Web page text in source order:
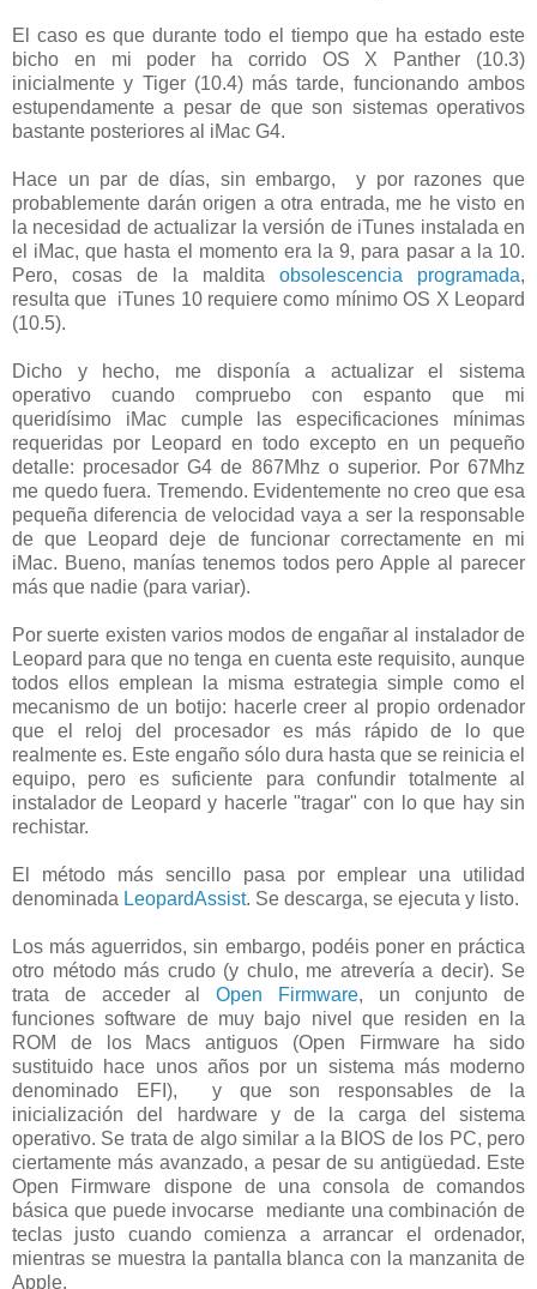
El caso es que durante todo el tiempo que ha estado este
bicho en mi poder ha corrido OS X Panther (10.3)
inicialmente y Tiger (10.4) más tarde, funcionando ambos
estupendamente a pesar de que son sistemas operativos
bastante posteriores al iMac G4.
Hace un par de días, sin embargo, y por razones que
probablemente darán origen a otra entrada, me he visto en
la necesidad de actualizar la versión de iTunes instalada en
el iMac, que hasta el momento era la 9, para pasar a la 10.
Pero, cosas de la maldita obsolescencia programada,
resulta que iTunes 10 requiere como mínimo OS X Leopard
(10.5).
Dicho y hecho, me disponía a actualizar el sistema
operativo cuando compruebo con espanto que mi
queridísimo iMac cumple las especificaciones mínimas
requeridas por Leopard en todo excepto en un pequeño
detalle: procesador G4 de 867Mhz o superior. Por 67Mhz
me quedo fuera. Tremendo. Evidentemente no creo que esa
pequeña diferencia de velocidad vaya a ser la responsable
de que Leopard deje de funcionar correctamente en mi
iMac. Bueno, manías tenemos todos pero Apple al parecer
más que nadie (para variar).
Por suerte existen varios modos de engañar al instalador de
Leopard para que no tenga en cuenta este requisito, aunque
todos ellos emplean la misma estrategia simple como el
mecanismo de un botijo: hacerle creer al propio ordenador
que el reloj del procesador es más rápido de lo que
realmente es. Este engaño sólo dura hasta que se reinicia el
equipo, pero es suficiente para confundir totalmente al
instalador de Leopard y hacerle "tragar" con lo que hay sin
rechistar.
El método más sencillo pasa por emplear una utilidad
denominada LeopardAssist. Se descarga, se ejecuta y listo.
Los más aguerridos, sin embargo, podéis poner en práctica
otro método más crudo (y chulo, me atrevería a decir). Se
trata de acceder al Open Firmware, un conjunto de
funciones software de muy bajo nivel que residen en la
ROM de los Macs antiguos (Open Firmware ha sido
sustituido hace unos años por un sistema más moderno
denominado EFI), y que son responsables de la
inicialización del hardware y de la carga del sistema
operativo. Se trata de algo similar a la BIOS de los PC, pero
ciertamente más avanzado, a pesar de su antigüedad. Este
Open Firmware dispone de una consola de comandos
básica que puede invocarse mediante una combinación de
teclas justo cuando comienza a arrancar el ordenador,
mientras se muestra la pantalla blanca con la manzanita de
Apple.